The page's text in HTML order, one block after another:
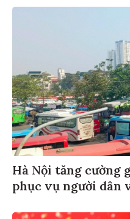
Hà Nội tăng cường
phục vụ người dân